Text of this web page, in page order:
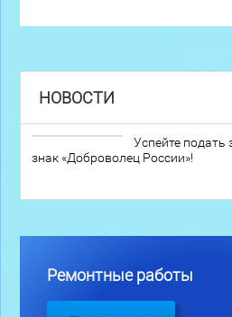
НОВОСТИ
Успейте подать
знак «Доброволец России»!
Ремонтные работы